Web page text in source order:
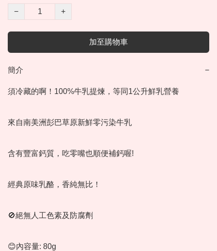
−
+
加至購物車
簡介 −
須冷藏的啊！100%牛乳提煉，等同1公升鮮乳營養
來自南美洲彭巴草原新鮮零污染牛乳
含有豐富鈣質，吃零嘴也順便補鈣喔!
經典原味乳酪，香純無比！
🚫絕無人工色素及防腐劑
😊內容量: 80g